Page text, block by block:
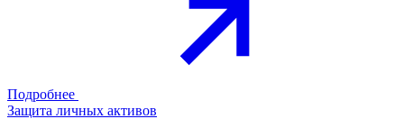
Подробнее
Защита личных активов